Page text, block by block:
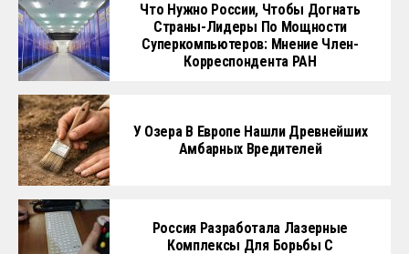
Что Нужно России, Чтобы Догнать
Страны-Лидеры По Мощности
Суперкомпьютеров: Мнение Член-
Корреспондента РАН
У Озера В Европе Нашли Древнейших
Амбарных Вредителей
Россия Разработала Лазерные
Комплексы Для Борьбы С